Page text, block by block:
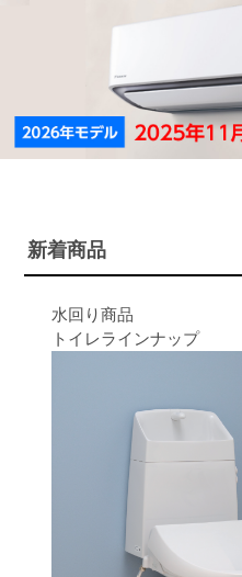
新着商品
水回り商品
トイレラインナップ